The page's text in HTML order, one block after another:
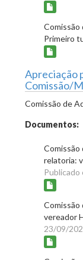
Comissão
Primeiro
Apreciação
Comissão/
Comissão de
Documentos:
Comissão
relatoria:
Comissão
vereador
23/09/